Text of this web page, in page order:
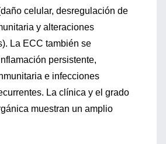
celular, desregulación de
y alteraciones
La ECC también se
persistente,
e infecciones
La clínica y el grado
muestran un amplio